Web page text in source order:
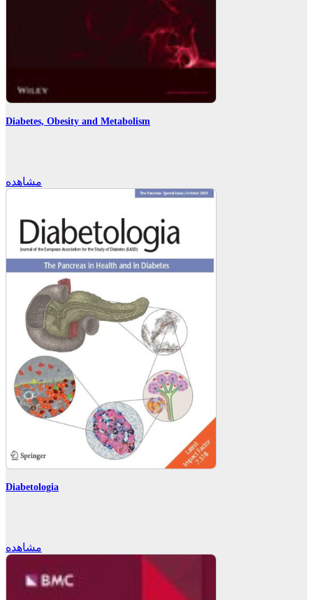
Diabetes, Obesity and Metabolism
مشاهده
Diabetologia
مشاهده